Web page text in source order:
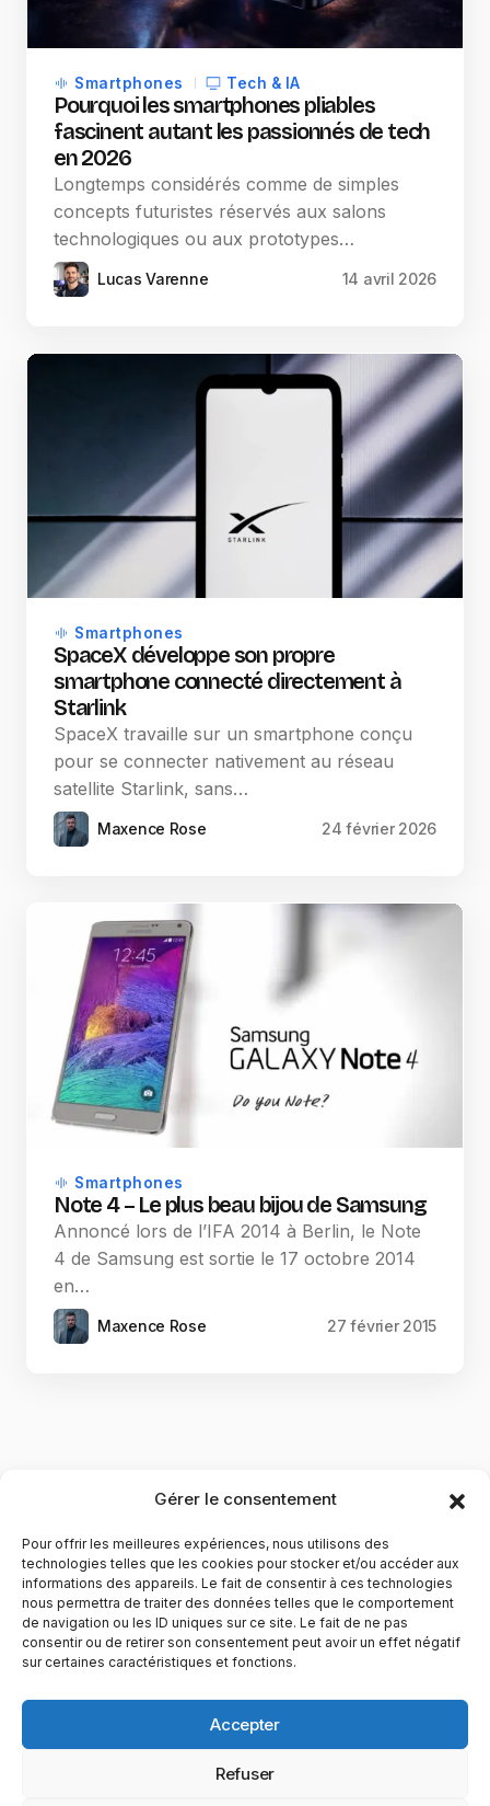
Gérer le consentement
Pour offrir les meilleures expériences, nous utilisons des
technologies telles que les cookies pour stocker et/ou accéder aux
informations des appareils. Le fait de consentir à ces technologies
nous permettra de traiter des données telles que le comportement
de navigation ou les ID uniques sur ce site. Le fait de ne pas
consentir ou de retirer son consentement peut avoir un effet négatif
sur certaines caractéristiques et fonctions.
Accepter
Refuser
Smartphones Tech & IA
Pourquoi les smartphones pliables
fascinent autant les passionnés de tech
en 2026
Longtemps considérés comme de simples
concepts futuristes réservés aux salons
technologiques ou aux prototypes…
Lucas Varenne 14 avril 2026
Smartphones
SpaceX développe son propre
smartphone connecté directement à
Starlink
SpaceX travaille sur un smartphone conçu
pour se connecter nativement au réseau
satellite Starlink, sans…
Maxence Rose 24 février 2026
Smartphones
Note 4 – Le plus beau bijou de Samsung
Annoncé lors de l’IFA 2014 à Berlin, le Note
4 de Samsung est sortie le 17 octobre 2014
en…
Maxence Rose 27 février 2015
YubiGeek est un média français dédié aux nouvelles
technologies, à la culture geek et au numérique. Fondé par
du web, du gaming et de la science, avec une approche